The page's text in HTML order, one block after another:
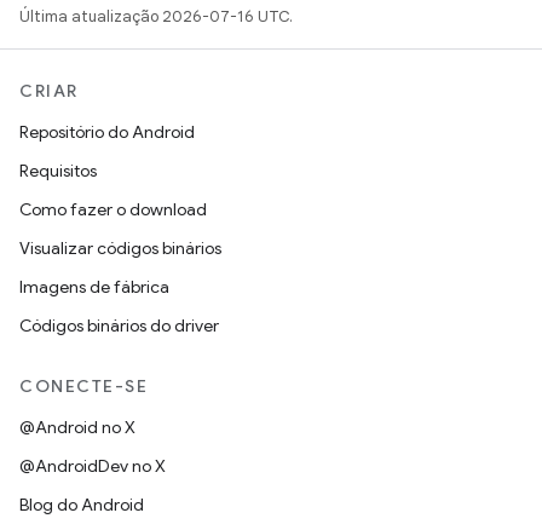
Última atualização 2026-07-16 UTC.
CRIAR
Repositório do Android
Requisitos
Como fazer o download
Visualizar códigos binários
Imagens de fábrica
Códigos binários do driver
CONECTE-SE
@Android no X
@AndroidDev no X
Blog do Android